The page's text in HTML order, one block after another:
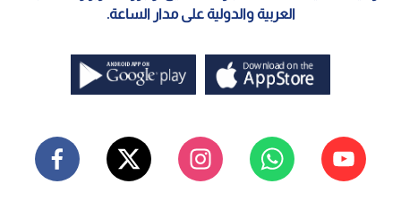
العربية والدولية على مدار الساعة.